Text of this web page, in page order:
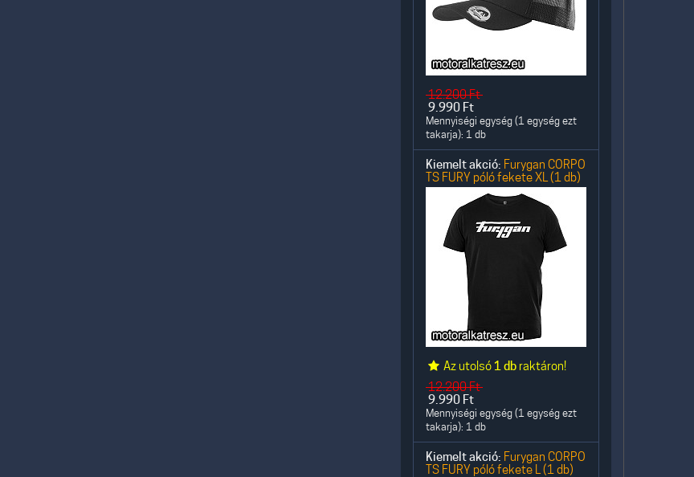
12.200Ft
9.990 Ft
Mennyiségi egység (1 egység ezt
takarja): 1 db
Kiemelt akció: Furygan CORPO
TS FURY póló fekete XL (1 db)
Az utolsó 1 db raktáron!
12.200Ft
9.990 Ft
Mennyiségi egység (1 egység ezt
takarja): 1 db
Kiemelt akció: Furygan CORPO
TS FURY póló fekete L (1 db)